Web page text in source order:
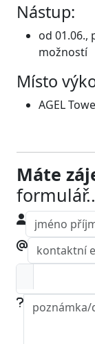
Nástup:
od 01.06.,
možností
Místo
AGEL
Máte